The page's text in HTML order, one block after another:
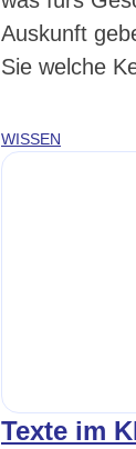
Auskunft
Sie welche
WISSEN
Texte im